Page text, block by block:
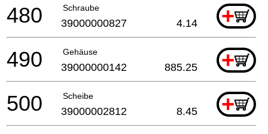
Schraube +
480 39000000827 4.14
Gehäuse +
490 39000000142 885.25
Scheibe +
500 39000002812 8.45